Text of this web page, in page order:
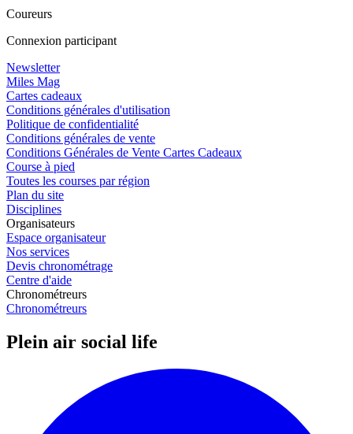
Coureurs
Connexion participant
Newsletter
Miles Mag
Cartes cadeaux
Conditions générales d'utilisation
Politique de confidentialité
Conditions générales de vente
Conditions Générales de Vente Cartes Cadeaux
Course à pied
Toutes les courses par région
Plan du site
Disciplines
Organisateurs
Espace organisateur
Nos services
Devis chronométrage
Centre d'aide
Chronométreurs
Chronométreurs
Plein air social life